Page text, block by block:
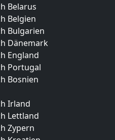
Belarus
Belgien
Bulgarien
Dänemark
England
Portugal
Bosnien
Irland
Lettland
Zypern